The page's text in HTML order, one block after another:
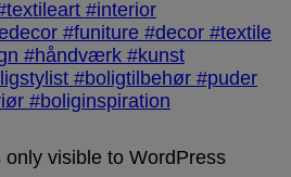
visible to WordPress